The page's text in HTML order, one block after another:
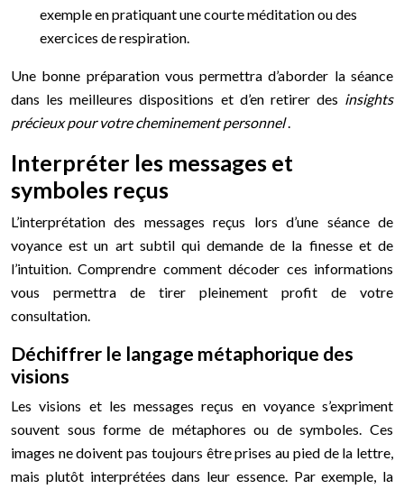
exemple en pratiquant une courte méditation ou des
exercices de respiration.
Une bonne préparation vous permettra d’aborder la séance
dans les meilleures dispositions et d’en retirer des insights
précieux pour votre cheminement personnel.
Interpréter les messages et
symboles reçus
L’interprétation des messages reçus lors d’une séance de
voyance est un art subtil qui demande de la finesse et de
l’intuition. Comprendre comment décoder ces informations
vous permettra de tirer pleinement profit de votre
consultation.
Déchiffrer le langage métaphorique des
visions
Les visions et les messages reçus en voyance s’expriment
souvent sous forme de métaphores ou de symboles. Ces
images ne doivent pas toujours être prises au pied de la lettre,
mais plutôt interprétées dans leur essence. Par exemple, la